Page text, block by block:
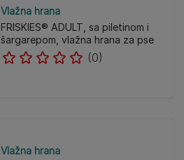
Vlažna hrana
FRISKIES® ADULT, sa piletinom i
šargarepom, vlažna hrana za pse
(0)
Vlažna hrana